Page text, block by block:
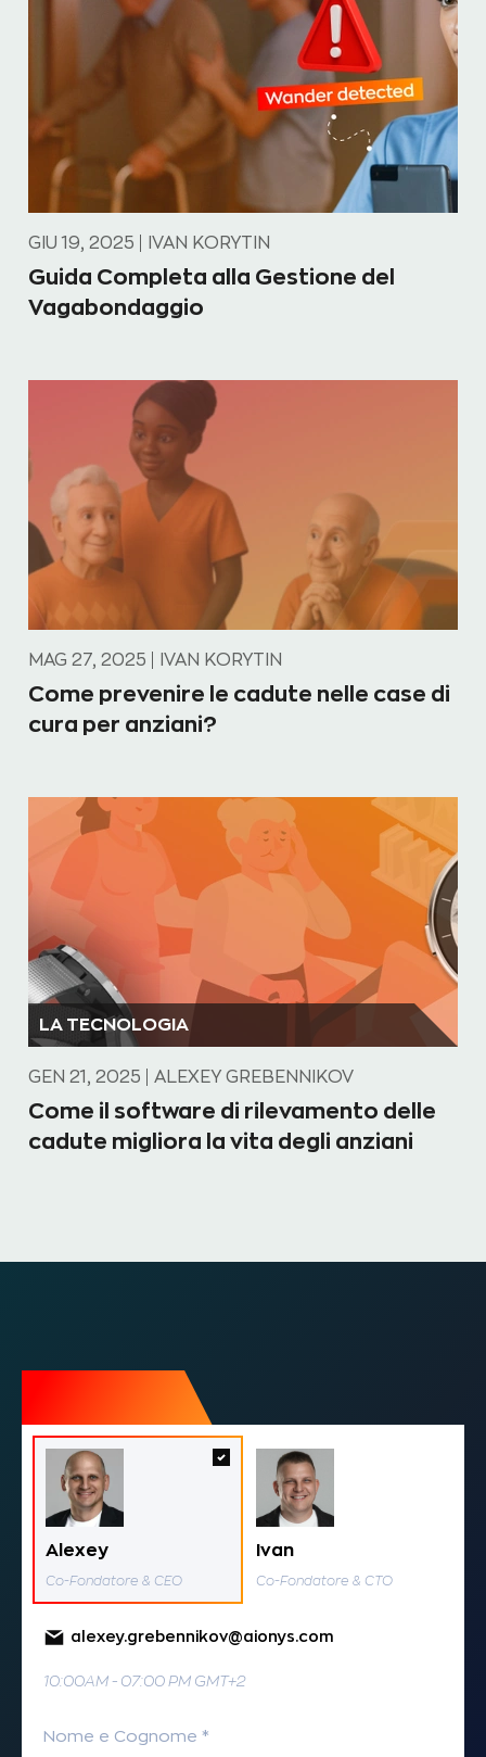
GIU 19, 2025 IVAN KORYTIN
Guida Completa alla Gestione del
Vagabondaggio
MAG 27, 2025 IVAN KORYTIN
Come prevenire le cadute nelle case di
cura per anziani?
LA TECNOLOGIA
GEN 21, 2025 ALEXEY GREBENNIKOV
Come il software di rilevamento delle
cadute migliora la vita degli anziani
Alexey
Co-Fondatore & CEO
Ivan
Co-Fondatore & CTO
alexey.grebennikov@aionys.com
10:00AM - 07:00 PM GMT+2
Nome e Cognome *